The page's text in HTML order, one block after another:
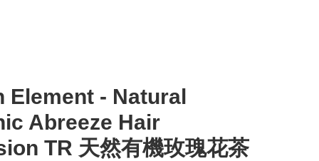
Element - Natural
Abreeze Hair
TR 天然有機玫瑰花茶